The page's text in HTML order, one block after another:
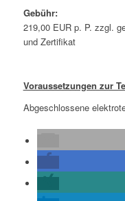
Gebühr:
219,00 EUR p. P. zzgl.
und Zertifikat
Voraussetzungen zur
Abgeschlossene